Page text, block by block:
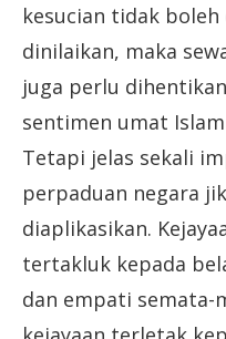
kesucian tidak
dinilaikan, maka
juga perlu
sentimen umat
Tetapi jelas sekali
perpaduan negara
diaplikasikan.
tertakluk kepada
dan empati semata-